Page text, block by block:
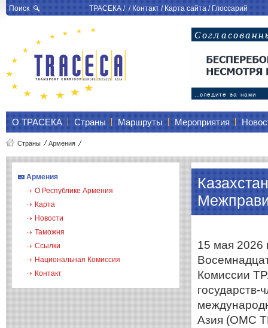
Поиск ТРАСЕКА/ /Контакт/Карта сайта/Глоссарий
О ТРАСЕКА Страны Маршруты Мероприятия
Страны Армения
Армения
О Республике Армения
Карта
Новости
Таможня
Ссылки
Национальная Комиссия
Контакт
15 мая 2026
Комиссии
государств-
Азия (ОМС